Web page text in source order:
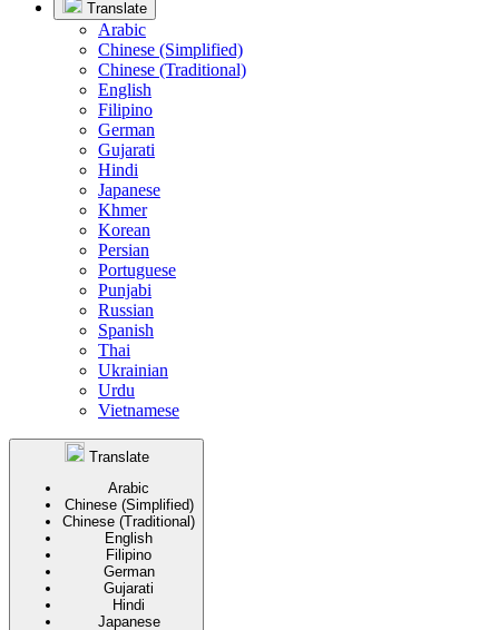
Translate
Arabic
Chinese (Simplified)
Chinese (Traditional)
English
Filipino
German
Gujarati
Hindi
Japanese
Khmer
Korean
Persian
Portuguese
Punjabi
Russian
Spanish
Thai
Ukrainian
Urdu
Vietnamese
Translate
Arabic
Chinese (Simplified)
Chinese (Traditional)
English
Filipino
German
Gujarati
Hindi
Japanese